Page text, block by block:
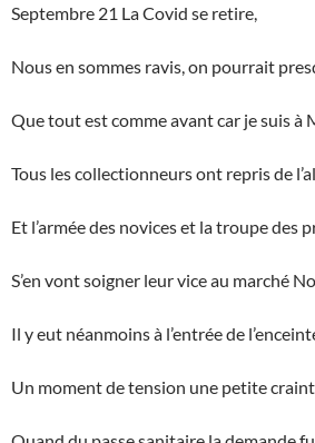
Septembre 21 La Covid se retire,
Nous en sommes ravis, on pourrait
Que tout est comme avant car je suis à
Tous les collectionneurs ont repris de
Et l’armée des novices et la troupe des
S’en vont soigner leur vice au marché
Il y eut néanmoins à l’entrée de
Un moment de tension une petite